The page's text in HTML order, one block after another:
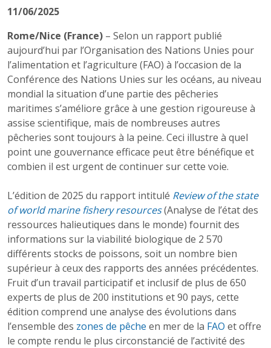
11/06/2025
Rome/Nice (France) – Selon un rapport publié
aujourd’hui par l’Organisation des Nations Unies pour
l’alimentation et l’agriculture (FAO) à l’occasion de la
Conférence des Nations Unies sur les océans, au niveau
mondial la situation d’une partie des pêcheries
maritimes s’améliore grâce à une gestion rigoureuse à
assise scientifique, mais de nombreuses autres
pêcheries sont toujours à la peine. Ceci illustre à quel
point une gouvernance efficace peut être bénéfique et
combien il est urgent de continuer sur cette voie.
L’édition de 2025 du rapport intitulé Review of the state
of world marine fishery resources(Analyse de l’état des
ressources halieutiques dans le monde) fournit des
informations sur la viabilité biologique de 2 570
différents stocks de poissons, soit un nombre bien
supérieur à ceux des rapports des années précédentes.
Fruit d’un travail participatif et inclusif de plus de 650
experts de plus de 200 institutions et 90 pays, cette
édition comprend une analyse des évolutions dans
l’ensemble des zones de pêche en mer de la FAO et offre
le compte rendu le plus circonstancié de l’activité des